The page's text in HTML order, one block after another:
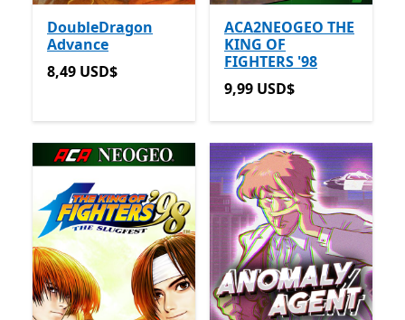
DoubleDragon
Advance
8,49 USD$
8,49 USD$
ACA2NEOGEO THE
KING OF
FIGHTERS '98
9,99 USD$
9,99 USD$